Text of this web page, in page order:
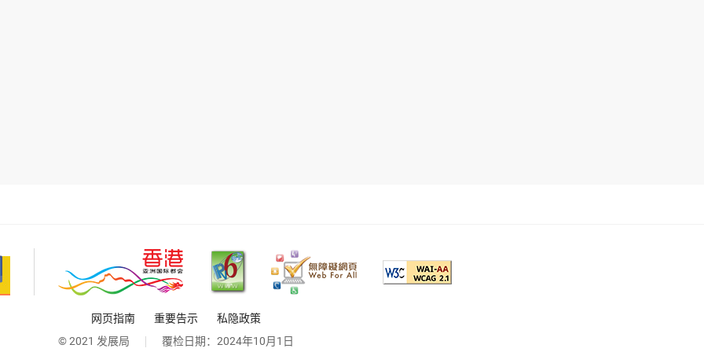
网页指南 重要告示
私隐政策
© 2021 发展局
覆检日期： 2024年10月1日